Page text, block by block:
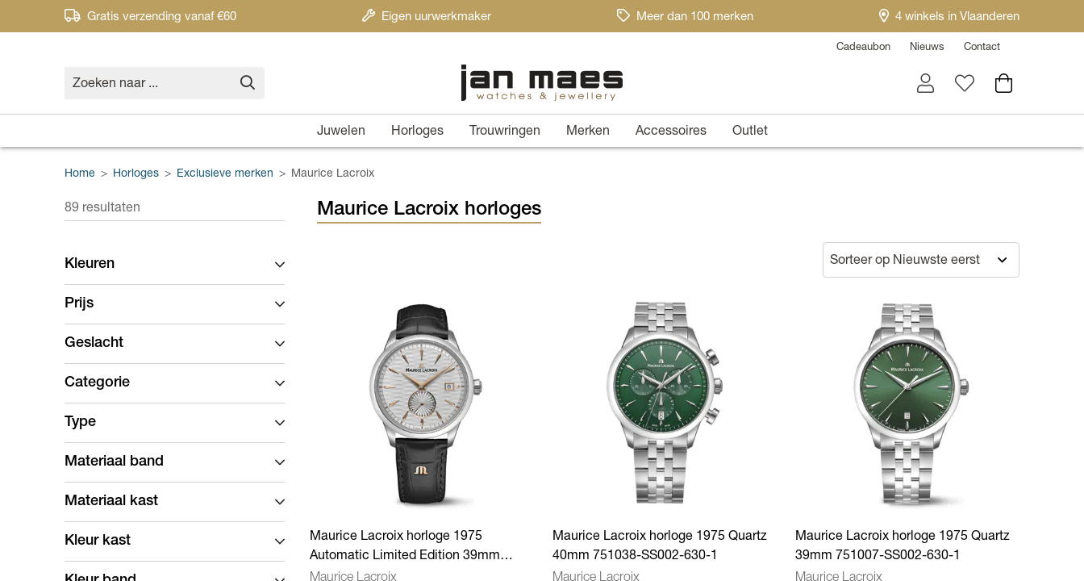
Gratis verzending vanaf €60 Eigen uurwerkmaker Meer dan 100 merken 4 winkels in Vlaanderen
Cadeaubon Nieuws Contact
Juwelen Horloges Trouwringen Merken Accessoires Outlet
Home > Horloges > Exclusieve merken > Maurice Lacroix
Maurice Lacroix horloges
89 resultaten
Kleuren
Prijs
Geslacht
Categorie
Type
Materiaal band
Materiaal kast
Kleur kast
Maurice Lacroix horloge 1975
Automatic Limited Edition 39mm
756207-SS001-130-2
Maurice Lacroix horloge 1975 Quartz
40mm 751038-SS002-630-1
Maurice Lacroix horloge 1975 Quartz
39mm 751007-SS002-630-1